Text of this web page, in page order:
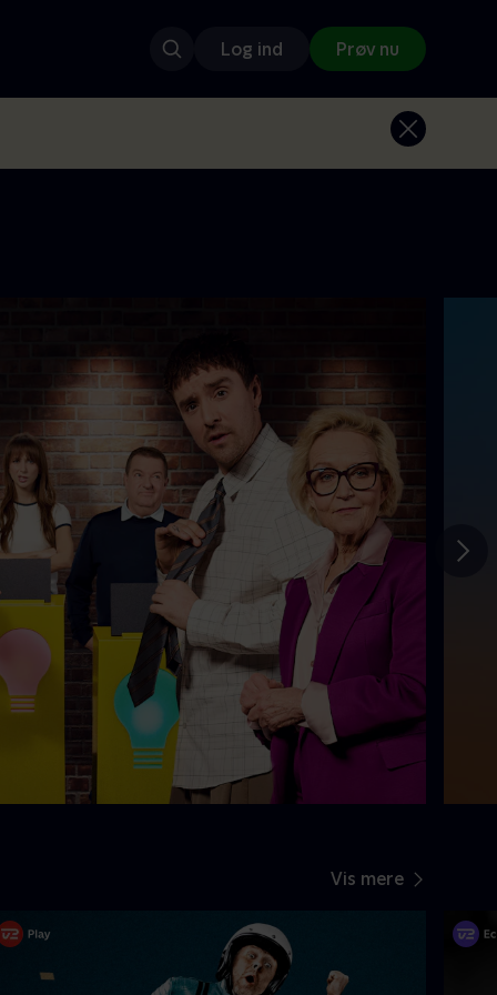
Log ind Prøv nu
Vis mere